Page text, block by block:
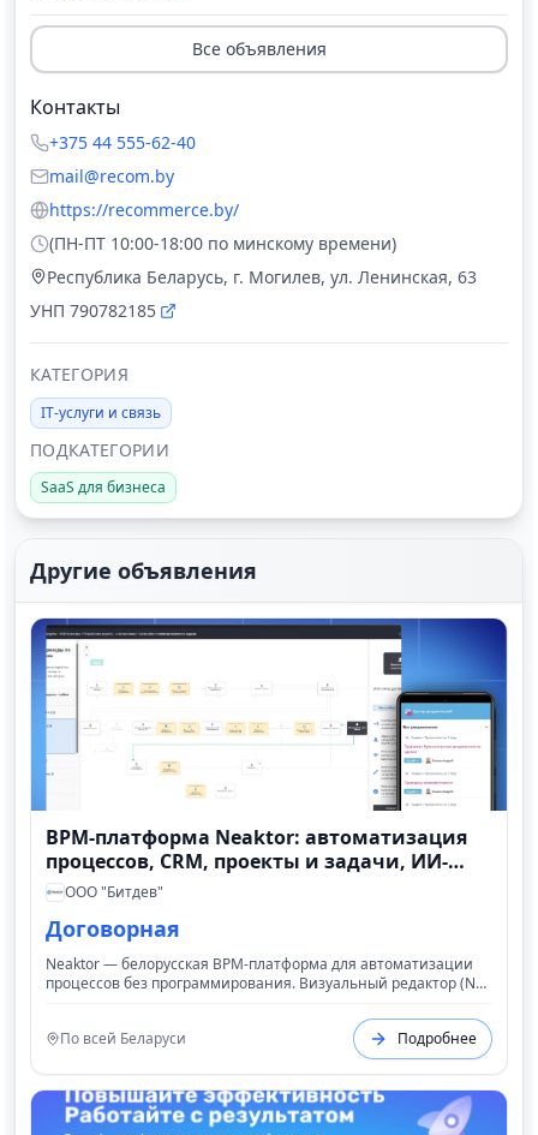
Все объявления
Контакты
+375 44 555-62-40
mail@recom.by
https://recommerce.by/
(ПН-ПТ 10:00-18:00 по минскому времени)
Республика Беларусь, г. Могилев, ул. Ленинская, 63
УНП 790782185
КАТЕГОРИЯ
IT-услуги и связь
ПОДКАТЕГОРИИ
SaaS для бизнеса
Другие объявления
BPM-платформа Neaktor: автоматизация
процессов, CRM, проекты и задачи, ИИ-
инструменты
ООО "Битдев"
Договорная
Neaktor — белорусская BPM-платформа для автоматизации
процессов без программирования. Визуальный редактор (No-
шаблонов, интеграции (1C, Albato, API). Для компаний 5-5000
сотрудников. Облако и коробка. Бесплатная пробная версия
По всей Беларуси Подробнее